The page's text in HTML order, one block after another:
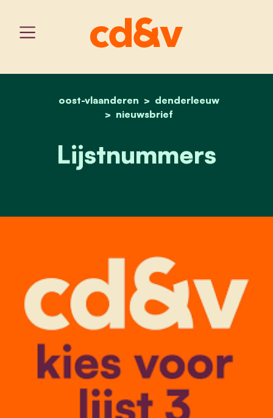
home
oost-vlaanderen
denderleeuw
nieuwsbrief
lijstnummers
Lijstnummers